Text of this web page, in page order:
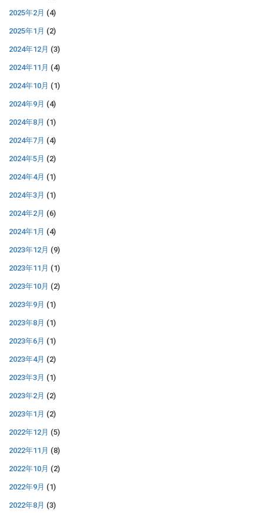
2025年2月 (4)
2025年1月 (2)
2024年12月 (3)
2024年11月 (4)
2024年10月 (1)
2024年9月 (4)
2024年8月 (1)
2024年7月 (4)
2024年5月 (2)
2024年4月 (1)
2024年3月 (1)
2024年2月 (6)
2024年1月 (4)
2023年12月 (9)
2023年11月 (1)
2023年10月 (2)
2023年9月 (1)
2023年8月 (1)
2023年6月 (1)
2023年4月 (2)
2023年3月 (1)
2023年2月 (2)
2023年1月 (2)
2022年12月 (5)
2022年11月 (8)
2022年10月 (2)
2022年9月 (1)
2022年8月 (3)